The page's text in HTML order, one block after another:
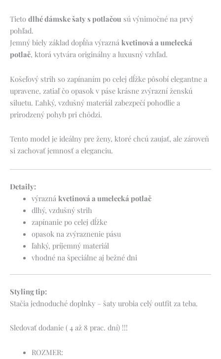
Tieto dlhé dámske šaty s potlačou sú výnimočné na prvý
pohľad.
Jemný biely základ dopĺňa výrazná kvetinová a umelecká
potlač, ktorá vytvára originálny a luxusný vzhľad.
Košeľový strih so zapínaním po celej dĺžke pôsobí elegantne a
upravene, zatiaľ čo opasok v páse krásne zvýrazní ženskú
siluetu. Ľahký, vzdušný materiál zabezpečí pohodlie a
prirodzený pohyb pri chôdzi.
Tento model je ideálny pre ženy, ktoré chcú zaujať, ale zároveň
si zachovať jemnosť a eleganciu.
Detaily:
výrazná kvetinová a umelecká potlač
dlhý, vzdušný strih
zapínanie po celej dĺžke
opasok na zvýraznenie pásu
ľahký, príjemný materiál
vhodné na špeciálne aj bežné dni
Styling tip:
Stačia jednoduché doplnky – šaty urobia celý outfit za teba.
Sledovať dodanie ( 4 až 8 prac. dní) !!!
ROZMER: